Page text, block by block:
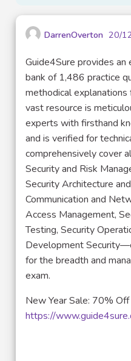
DarrenOverton 20/
Guide4Sure provides
bank of 1,486 practice
methodical explanations
vast resource is
experts with firsthand
and is verified for
comprehensively cover
Security and Risk
Security Architecture
Communication and
Access Management,
Testing, Security
Development
for the breadth and
exam.
New Year Sale: 70% Off
https://